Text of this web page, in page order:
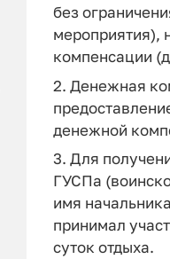
без
мероприятия),
компенсации
2. Денежная
денежной
3. Для
ГУСПа
имя
принимал
суток отдыха.